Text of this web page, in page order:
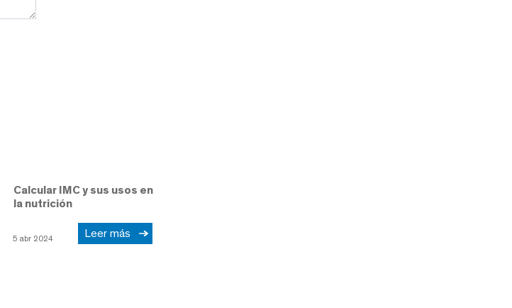
Calcular IMC y sus usos en
la nutrición
5 abr 2024 Leer más